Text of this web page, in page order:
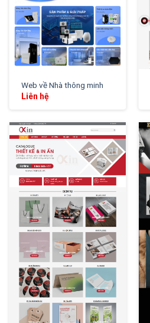
Web về Nhà thông minh
Liên hệ
XEM THỬ